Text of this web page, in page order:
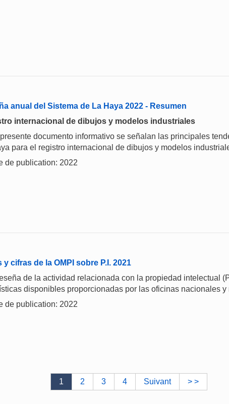
anual del Sistema de La Haya 2022 - Resumen
internacional de dibujos y modelos industriales
documento informativo se señalan las principales
para el registro internacional de dibujos y modelos
de publication: 2022
y cifras de la OMPI sobre P.I. 2021
de la actividad relacionada con la propiedad intelectual
disponibles proporcionadas por las oficinas nacionales y
de publication: 2022
1 2 3 4 Suivant > >